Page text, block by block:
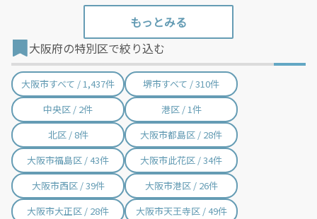
大阪府の特別区で絞り込む
大阪市すべて / 1,437件
堺市すべて / 310件
中央区 / 2件
港区 / 1件
北区 / 8件
大阪市都島区 / 28件
大阪市福島区 / 43件
大阪市此花区 / 34件
大阪市西区 / 39件
大阪市港区 / 26件
大阪市大正区 / 28件
大阪市天王寺区 / 49件